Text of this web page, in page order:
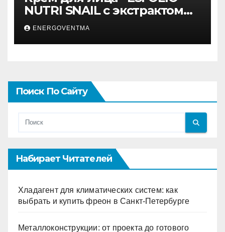
NUTRI SNAIL с экстрактом
муцина улитки 200 мл
ENERGOVENTMA
Поиск По Сайту
Набирает Читателей
Хладагент для климатических систем: как
выбрать и купить фреон в Санкт-Петербурге
Металлоконструкции: от проекта до готового